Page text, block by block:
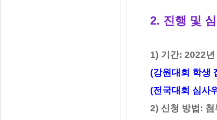
2. 진행 및
1) 기간: 2022
(강원대회 학생
(전국대회 심사
2) 신청 방법: